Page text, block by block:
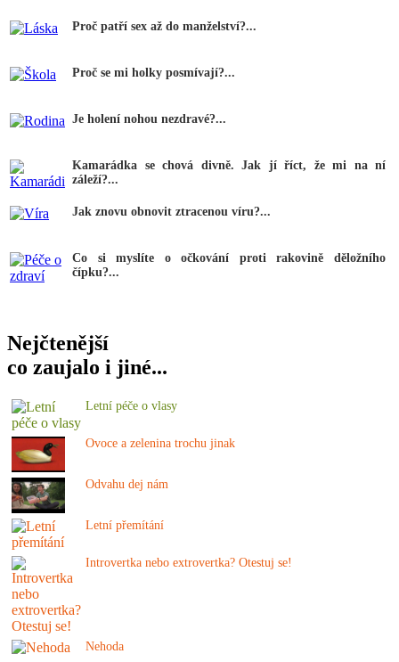
Proč patří sex až do manželství?...
Proč se mi holky posmívají?...
Je holení nohou nezdravé?...
Kamarádka se chová divně. Jak jí říct, že mi na ní
záleží?...
Jak znovu obnovit ztracenou víru?...
Co si myslíte o očkování proti rakovině děložního
čípku?...
Nejčtenější
co zaujalo i jiné...
Letní péče o vlasy
Ovoce a zelenina trochu jinak
Odvahu dej nám
Letní přemítání
Introvertka nebo extrovertka? Otestuj se!
Nehoda